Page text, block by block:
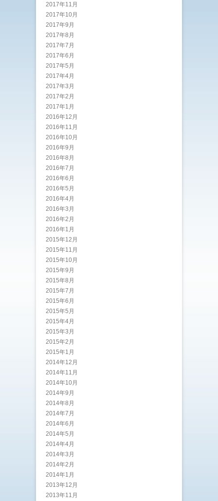
2017年11月
2017年10月
2017年9月
2017年8月
2017年7月
2017年6月
2017年5月
2017年4月
2017年3月
2017年2月
2017年1月
2016年12月
2016年11月
2016年10月
2016年9月
2016年8月
2016年7月
2016年6月
2016年5月
2016年4月
2016年3月
2016年2月
2016年1月
2015年12月
2015年11月
2015年10月
2015年9月
2015年8月
2015年7月
2015年6月
2015年5月
2015年4月
2015年3月
2015年2月
2015年1月
2014年12月
2014年11月
2014年10月
2014年9月
2014年8月
2014年7月
2014年6月
2014年5月
2014年4月
2014年3月
2014年2月
2014年1月
2013年12月
2013年11月